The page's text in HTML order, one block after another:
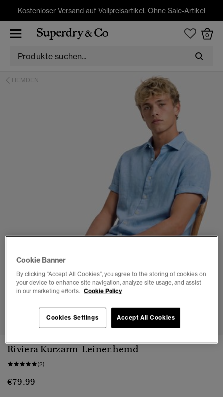
Kostenloser Versand auf Vollpreisartikel. Ohne Sale-Artikel
0
HEMDEN
1 2 3 4 5 6 7
Riviera Kurzarm-Leinenhemd
(2)
€79.99
Cookie Banner
By clicking “Accept All Cookies”, you agree to the storing of cookies on
your device to enhance site navigation, analyze site usage, and assist
in our marketing efforts. Cookie Policy
Accept All Cookies
Cookies Settings